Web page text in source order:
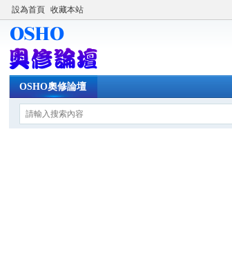
設為首頁 收藏本站
OSHO奧修論壇